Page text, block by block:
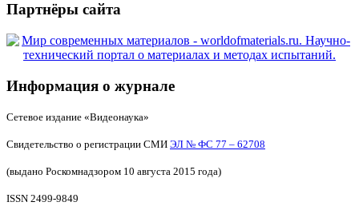
Партнёры сайта
Информация о журнале
Сетевое издание «Видеонаука»
Свидетельство о регистрации СМИ ЭЛ № ФС 77 – 62708
(выдано Роскомнадзором 10 августа 2015 года)
ISSN 2499-9849